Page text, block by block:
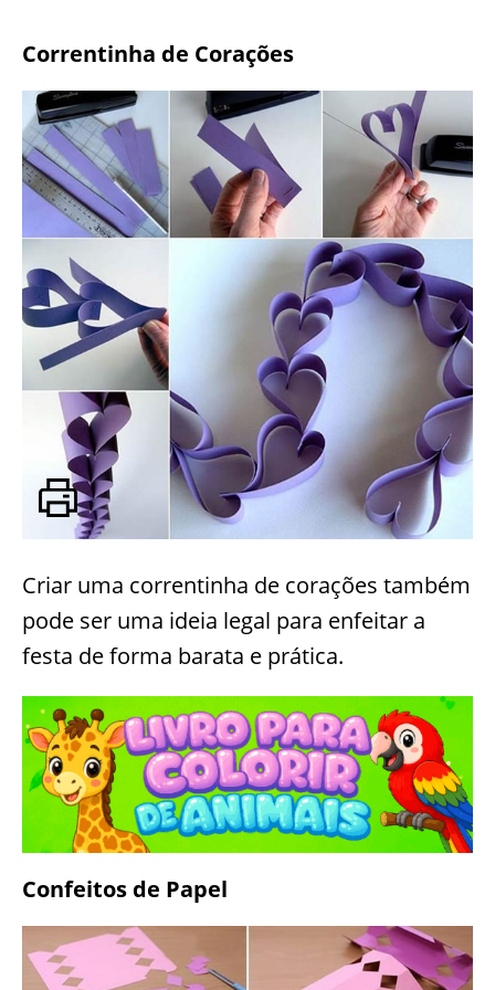
Correntinha de Corações
Criar uma correntinha de corações também
pode ser uma ideia legal para enfeitar a
festa de forma barata e prática.
Confeitos de Papel